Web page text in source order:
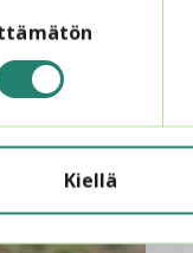
Kiellä